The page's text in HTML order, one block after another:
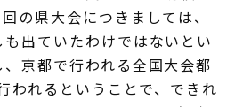
の県大会につきましては、
出ていたわけではないとい
京都で行われる全国大会都
われるということで、できれ